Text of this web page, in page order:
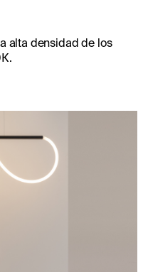
alta densidad de los